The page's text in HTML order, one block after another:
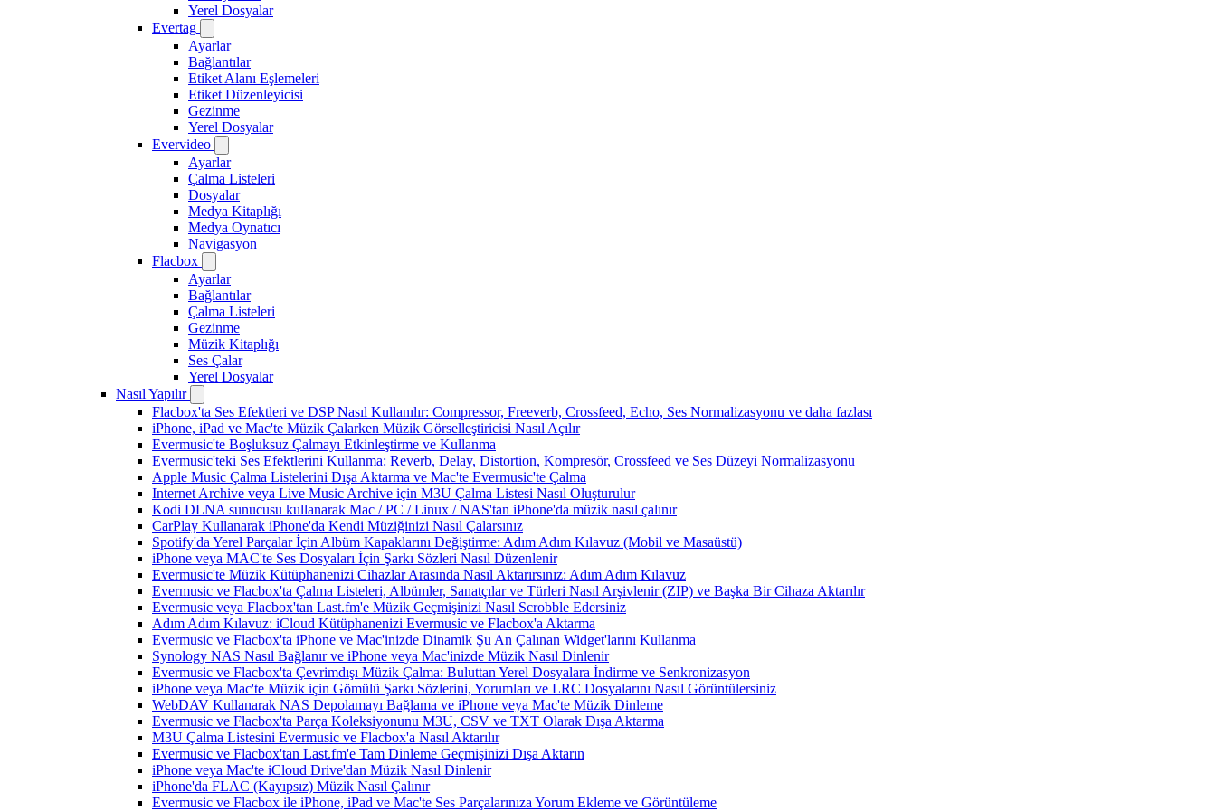
Yerel Dosyalar
Evertag
Ayarlar
Bağlantılar
Etiket Alanı Eşlemeleri
Etiket Düzenleyicisi
Gezinme
Yerel Dosyalar
Evervideo
Ayarlar
Çalma Listeleri
Dosyalar
Medya Kitaplığı
Medya Oynatıcı
Navigasyon
Flacbox
Ayarlar
Bağlantılar
Çalma Listeleri
Gezinme
Müzik Kitaplığı
Ses Çalar
Yerel Dosyalar
Nasıl Yapılır
Flacbox'ta Ses Efektleri ve DSP Nasıl Kullanılır: Compressor, Freeverb, Crossfeed, Echo, Ses Normalizasyonu ve daha fazlası
iPhone, iPad ve Mac'te Müzik Çalarken Müzik Görselleştiricisi Nasıl Açılır
Evermusic'te Boşluksuz Çalmayı Etkinleştirme ve Kullanma
Evermusic'teki Ses Efektlerini Kullanma: Reverb, Delay, Distortion, Kompresör, Crossfeed ve Ses Düzeyi Normalizasyonu
Apple Music Çalma Listelerini Dışa Aktarma ve Mac'te Evermusic'te Çalma
Internet Archive veya Live Music Archive için M3U Çalma Listesi Nasıl Oluşturulur
Kodi DLNA sunucusu kullanarak Mac / PC / Linux / NAS'tan iPhone'da müzik nasıl çalınır
CarPlay Kullanarak iPhone'da Kendi Müziğinizi Nasıl Çalarsınız
Spotify'da Yerel Parçalar İçin Albüm Kapaklarını Değiştirme: Adım Adım Kılavuz (Mobil ve Masaüstü)
iPhone veya MAC'te Ses Dosyaları İçin Şarkı Sözleri Nasıl Düzenlenir
Evermusic'te Müzik Kütüphanenizi Cihazlar Arasında Nasıl Aktarırsınız: Adım Adım Kılavuz
Evermusic ve Flacbox'ta Çalma Listeleri, Albümler, Sanatçılar ve Türleri Nasıl Arşivlenir (ZIP) ve Başka Bir Cihaza Aktarılır
Evermusic veya Flacbox'tan Last.fm'e Müzik Geçmişinizi Nasıl Scrobble Edersiniz
Adım Adım Kılavuz: iCloud Kütüphanenizi Evermusic ve Flacbox'a Aktarma
Evermusic ve Flacbox'ta iPhone ve Mac'inizde Dinamik Şu An Çalınan Widget'larını Kullanma
Synology NAS Nasıl Bağlanır ve iPhone veya Mac'inizde Müzik Nasıl Dinlenir
Evermusic ve Flacbox'ta Çevrimdışı Müzik Çalma: Buluttan Yerel Dosyalara İndirme ve Senkronizasyon
iPhone veya Mac'te Müzik için Gömülü Şarkı Sözlerini, Yorumları ve LRC Dosyalarını Nasıl Görüntülersiniz
WebDAV Kullanarak NAS Depolamayı Bağlama ve iPhone veya Mac'te Müzik Dinleme
Evermusic ve Flacbox'ta Parça Koleksiyonunu M3U, CSV ve TXT Olarak Dışa Aktarma
M3U Çalma Listesini Evermusic ve Flacbox'a Nasıl Aktarılır
Evermusic ve Flacbox'tan Last.fm'e Tam Dinleme Geçmişinizi Dışa Aktarın
iPhone veya Mac'te iCloud Drive'dan Müzik Nasıl Dinlenir
iPhone'da FLAC (Kayıpsız) Müzik Nasıl Çalınır
Evermusic ve Flacbox ile iPhone, iPad ve Mac'te Ses Parçalarınıza Yorum Ekleme ve Görüntüleme